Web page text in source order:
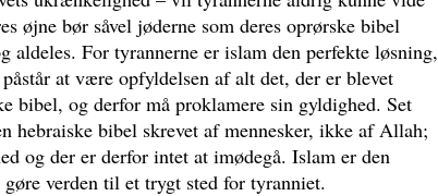
øjne bør såvel jøderne som deres oprørske bibel
aldeles. For tyrannerne er islam den perfekte løsning,
at være opfyldelsen af alt det, der er blevet
bibel, og derfor må proklamere sin gyldighed. Set
hebraiske bibel skrevet af mennesker, ikke af Allah;
og der er derfor intet at imødegå. Islam er den
verden til et trygt sted for tyranniet.